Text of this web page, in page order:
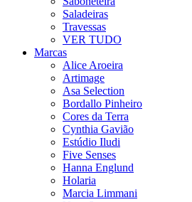
Saladeiras
Travessas
VER TUDO
Marcas
Alice Aroeira
Artimage
Asa Selection
Bordallo Pinheiro
Cores da Terra
Cynthia Gavião
Estúdio Iludi
Five Senses
Hanna Englund
Holaria
Marcia Limmani